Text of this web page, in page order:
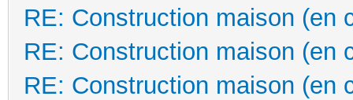
RE: Construction maison (en
RE: Construction maison (en
RE: Construction maison (en